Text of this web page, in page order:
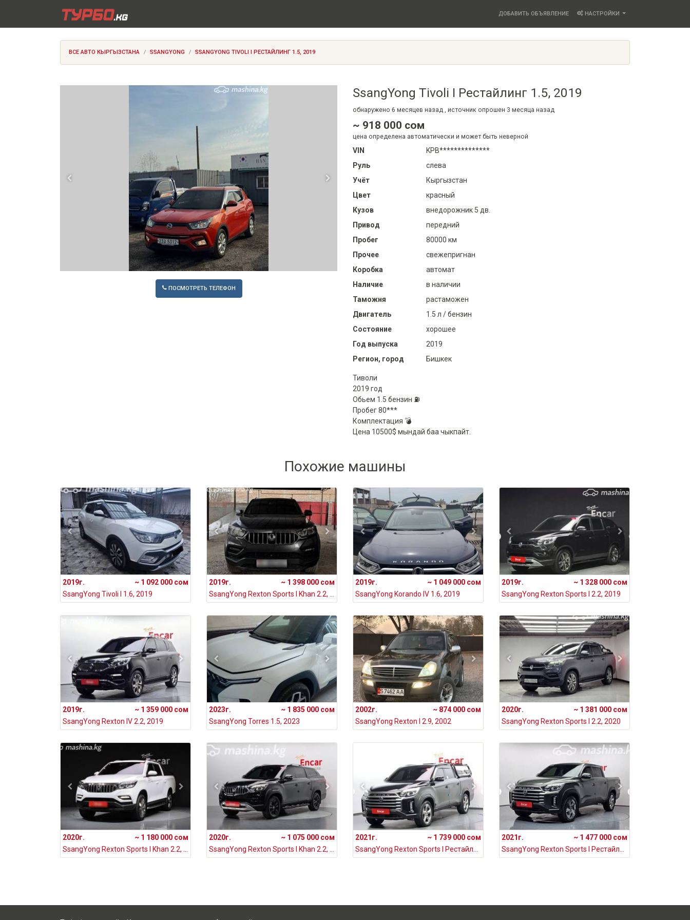
ДОБАВИТЬ ОБЪЯВЛЕНИЕ НАСТРОЙКИ
ВСЕ АВТО КЫРГЫЗСТАНА SSANGYONG SSANGYONG TIVOLI I РЕСТАЙЛИНГ 1.5, 2019
ПОСМОТРЕТЬ ТЕЛЕФОН
SsangYong Tivoli I Рестайлинг 1.5, 2019
обнаружено 6 месяцев назад , источник опрошен 3 месяца назад
~ 918 000 сом
цена определена автоматически и может быть неверной
VIN
KPB**************
Руль
слева
Учёт
Кыргызстан
Цвет
красный
Кузов
внедорожник 5 дв.
Привод
передний
Пробег
80000 км
Прочее
свежепригнан
Коробка
автомат
Наличие
в наличии
Таможня
растаможен
Двигатель
1.5 л / бензин
Состояние
хорошее
Год выпуска
2019
Регион, город
Бишкек
Тиволи
2019 год
Обьем 1.5 бензин ⛽️
Пробег 80***
Комплектация 💣
Цена 10500$ мындай баа чыкпайт.
Похожие машины
2019г.
~ 1 092 000 сом
SsangYong Tivoli I 1.6, 2019
2019г.
~ 1 398 000 сом
2019г.
~ 1 049 000 сом
SsangYong Korando IV 1.6, 2019
2019г.
~ 1 328 000 сом
SsangYong Rexton Sports I 2.2, 2019
2019г.
~ 1 359 000 сом
SsangYong Rexton IV 2.2, 2019
2023г.
~ 1 835 000 сом
SsangYong Torres 1.5, 2023
2002г.
~ 874 000 сом
SsangYong Rexton I 2.9, 2002
2020г.
~ 1 381 000 сом
SsangYong Rexton Sports I 2.2, 2020
2020г.
~ 1 180 000 сом
2020г.
~ 1 075 000 сом
2021г.
~ 1 739 000 сом
2021г.
~ 1 477 000 сом